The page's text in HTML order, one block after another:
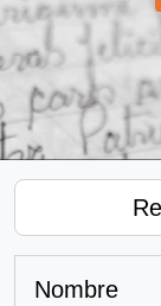
Nombre